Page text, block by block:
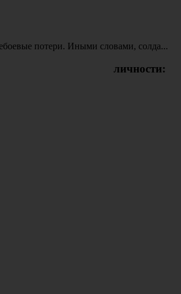
потери. Иными словами, солда...
личности: